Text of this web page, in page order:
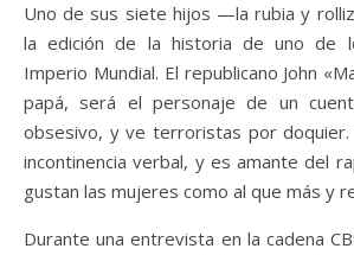
Uno de sus siete hijos —la rubia y rolliza Meghan— apura
la edición de la historia de uno de
Imperio Mundial. El republicano John
papá, será el personaje de un
obsesivo, y ve terroristas por doquier.
incontinencia verbal, y es amante del
gustan las mujeres como al que más y
Durante una entrevista en la cadena